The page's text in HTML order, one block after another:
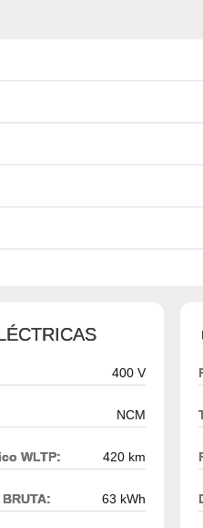
400 V
NCM
WLTP: 420 km
63 kWh